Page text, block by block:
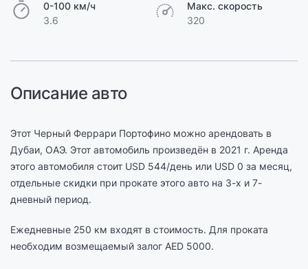
0-100 км/ч
3.6
Макс. скорость
320
Описание авто
Этот Черный Феррари Портофино можно арендовать в
Дубаи, ОАЭ. Этот автомобиль произведён в 2021 г. Аренда
этого автомобиля стоит USD 544/день или USD 0 за месяц,
отдельные скидки при прокате этого авто на 3-х и 7-
дневный период.
Ежедневные 250 км входят в стоимость. Для проката
необходим возмещаемый залог AED 5000.